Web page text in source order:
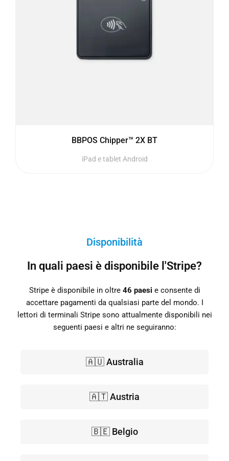
BBPOS Chipper™ 2X BT
iPad e tablet Android
Disponibilità
In quali paesi è disponibile l'Stripe?
Stripe è disponibile in oltre 46 paesi e consente di
accettare pagamenti da qualsiasi parte del mondo. I
lettori di terminali Stripe sono attualmente disponibili nei
seguenti paesi e altri ne seguiranno:
🇦🇺 Australia
🇦🇹 Austria
🇧🇪 Belgio